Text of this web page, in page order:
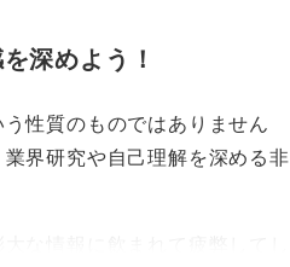
深めよう！
性質のものではありません
界研究や自己理解を深める非
な情報に飲まれて疲弊してし